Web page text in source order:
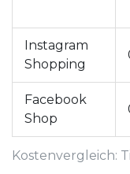
Kostenvergleich:
Instagram
Shopping
Facebook
Shop